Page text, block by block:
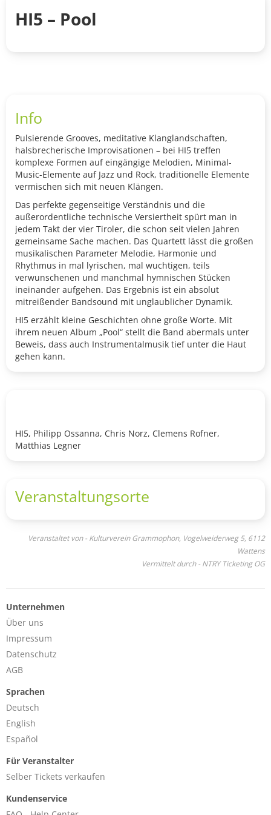
HI5 – Pool
Info
Pulsierende Grooves, meditative Klanglandschaften,
halsbrecherische Improvisationen – bei HI5 treffen
komplexe Formen auf eingängige Melodien, Minimal-
Music-Elemente auf Jazz und Rock, traditionelle Elemente
vermischen sich mit neuen Klängen.
Das perfekte gegenseitige Verständnis und die
außerordentliche technische Versiertheit spürt man in
jedem Takt der vier Tiroler, die schon seit vielen Jahren
gemeinsame Sache machen. Das Quartett lässt die großen
musikalischen Parameter Melodie, Harmonie und
Rhythmus in mal lyrischen, mal wuchtigen, teils
verwunschenen und manchmal hymnischen Stücken
ineinander aufgehen. Das Ergebnis ist ein absolut
mitreißender Bandsound mit unglaublicher Dynamik.
HI5 erzählt kleine Geschichten ohne große Worte. Mit
ihrem neuen Album „Pool“ stellt die Band abermals unter
Beweis, dass auch Instrumentalmusik tief unter die Haut
gehen kann.
HI5, Philipp Ossanna, Chris Norz, Clemens Rofner,
Matthias Legner
Veranstaltungsorte
Veranstaltet von - Kulturverein Grammophon, Vogelweiderweg 5, 6112
Wattens
Vermittelt durch - NTRY Ticketing OG
Unternehmen
Über uns
Impressum
Datenschutz
AGB
Sprachen
Deutsch
English
Español
Für Veranstalter
Selber Tickets verkaufen
Kundenservice